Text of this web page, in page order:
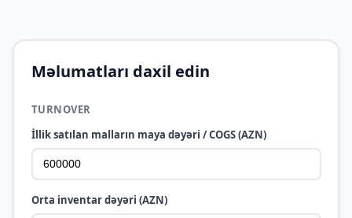
Məlumatları daxil edin
TURNOVER
İllik satılan malların maya dəyəri / COGS (AZN)
Orta inventar dəyəri (AZN)